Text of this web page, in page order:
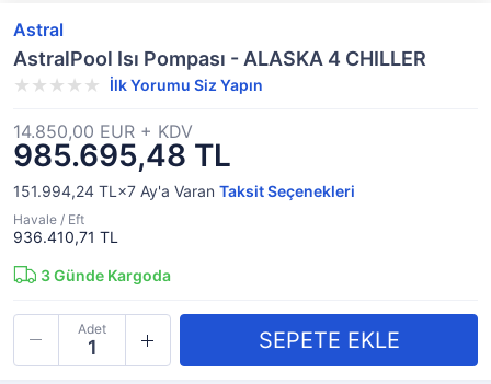
Astral
AstralPool Isı Pompası - ALASKA 4 CHILLER
İlk Yorumu Siz Yapın
985.695,48 TL
14.850,00 EUR + KDV
151.994,24 TL×7 Ay'a Varan Taksit Seçenekleri
Havale / Eft
936.410,71 TL
3Günde Kargoda
Adet